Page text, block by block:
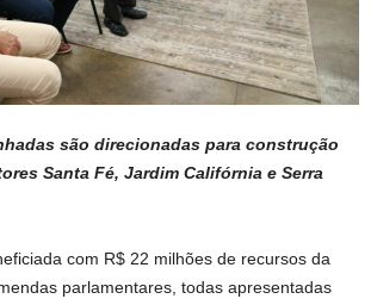
são direcionadas para construção
Santa Fé, Jardim Califórnia e Serra
com R$ 22 milhões de recursos da
parlamentares, todas apresentadas